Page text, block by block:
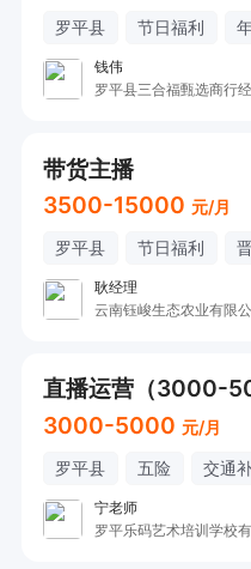
罗平县 节日福利
钱伟
罗平县三合福甄选商行
带货主播
3500-15000 元/月
罗平县 节日福利
耿经理
云南钰峻生态农业有限
直播运营（3000-
3000-5000 元/月
罗平县 五险 交通
宁老师
罗平乐码艺术培训学校